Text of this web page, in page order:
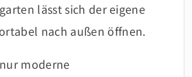
lässt sich der eigene
nach außen öffnen.
moderne